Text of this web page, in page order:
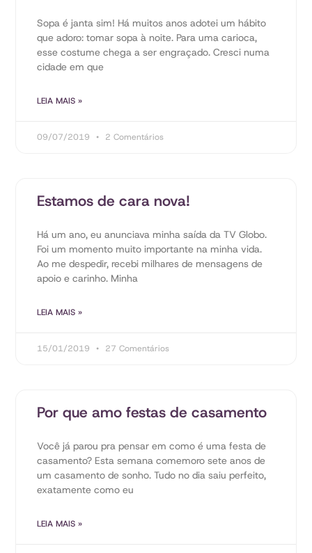
Sopa é janta sim! Há muitos anos adotei um hábito
que adoro: tomar sopa à noite. Para uma carioca,
esse costume chega a ser engraçado. Cresci numa
cidade em que
LEIA MAIS »
09/07/2019 2 Comentários
Estamos de cara nova!
Há um ano, eu anunciava minha saída da TV Globo.
Foi um momento muito importante na minha vida.
Ao me despedir, recebi milhares de mensagens de
apoio e carinho. Minha
LEIA MAIS »
15/01/2019 27 Comentários
Por que amo festas de casamento
Você já parou pra pensar em como é uma festa de
casamento? Esta semana comemoro sete anos de
um casamento de sonho. Tudo no dia saiu perfeito,
exatamente como eu
LEIA MAIS »